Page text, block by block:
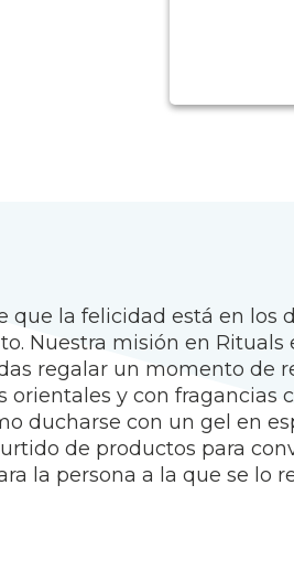
que la felicidad está en
Nuestra misión en
regalar un momento de
orientales y con
ducharse con un gel en
de productos para
la persona a la que se lo